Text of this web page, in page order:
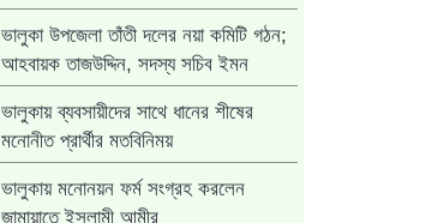
ভালুকা উপজেলা তাঁতী দলের নয়া কমিটি গঠন;
আহবায়ক তাজউদ্দিন, সদস্য সচিব ইমন
ভালুকায় ব্যবসায়ীদের সাথে ধানের শীষের
মনোনীত প্রার্থীর মতবিনিময়
ভালুকায় মনোনয়ন ফর্ম সংগ্রহ করলেন
জামায়াতে ইসলামী আমীর